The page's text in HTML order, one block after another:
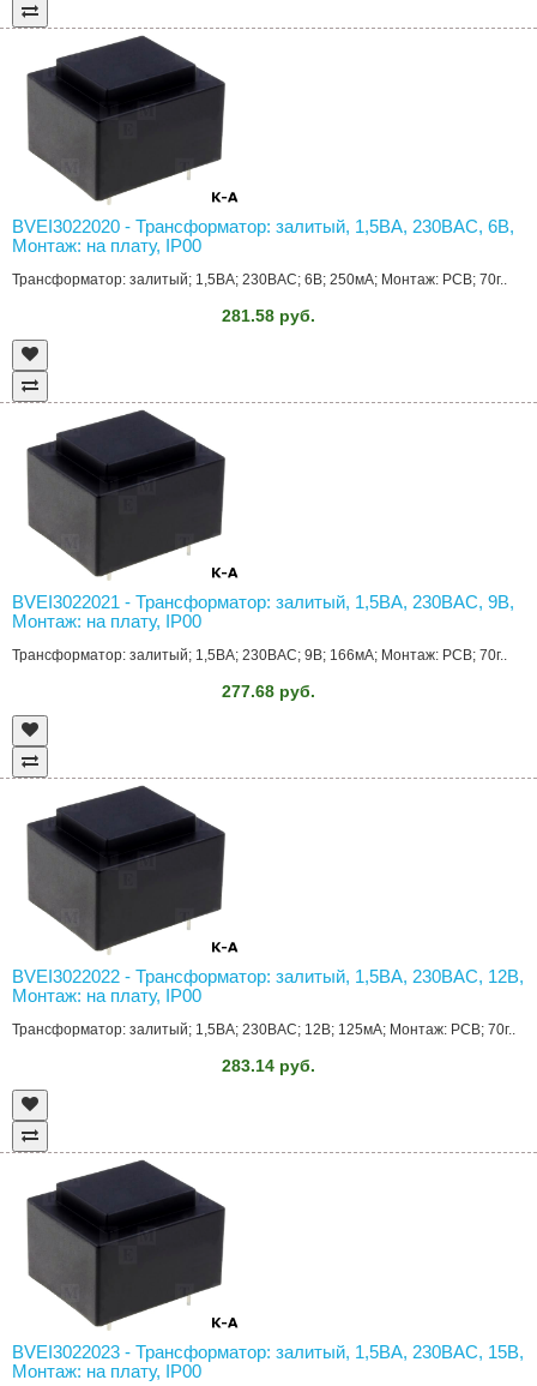
BVEI3022020 - Трансформатор: залитый, 1,5ВА, 230ВAC, 6В,
Монтаж: на плату, IP00
Трансформатор: залитый; 1,5ВА; 230ВAC; 6В; 250мА; Монтаж: PCB; 70г..
281.58 руб.
BVEI3022021 - Трансформатор: залитый, 1,5ВА, 230ВAC, 9В,
Монтаж: на плату, IP00
Трансформатор: залитый; 1,5ВА; 230ВAC; 9В; 166мА; Монтаж: PCB; 70г..
277.68 руб.
BVEI3022022 - Трансформатор: залитый, 1,5ВА, 230ВAC, 12В,
Монтаж: на плату, IP00
Трансформатор: залитый; 1,5ВА; 230ВAC; 12В; 125мА; Монтаж: PCB; 70г..
283.14 руб.
BVEI3022023 - Трансформатор: залитый, 1,5ВА, 230ВAC, 15В,
Монтаж: на плату, IP00